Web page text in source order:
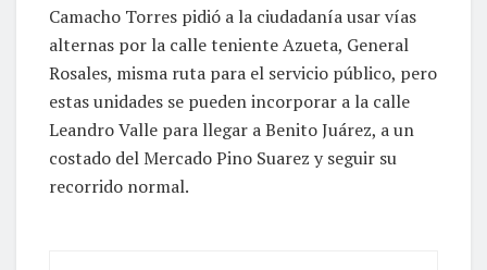
Camacho Torres pidió a la ciudadanía usar vías
alternas por la calle teniente Azueta, General
Rosales, misma ruta para el servicio público, pero
estas unidades se pueden incorporar a la calle
Leandro Valle para llegar a Benito Juárez, a un
costado del Mercado Pino Suarez y seguir su
recorrido normal.